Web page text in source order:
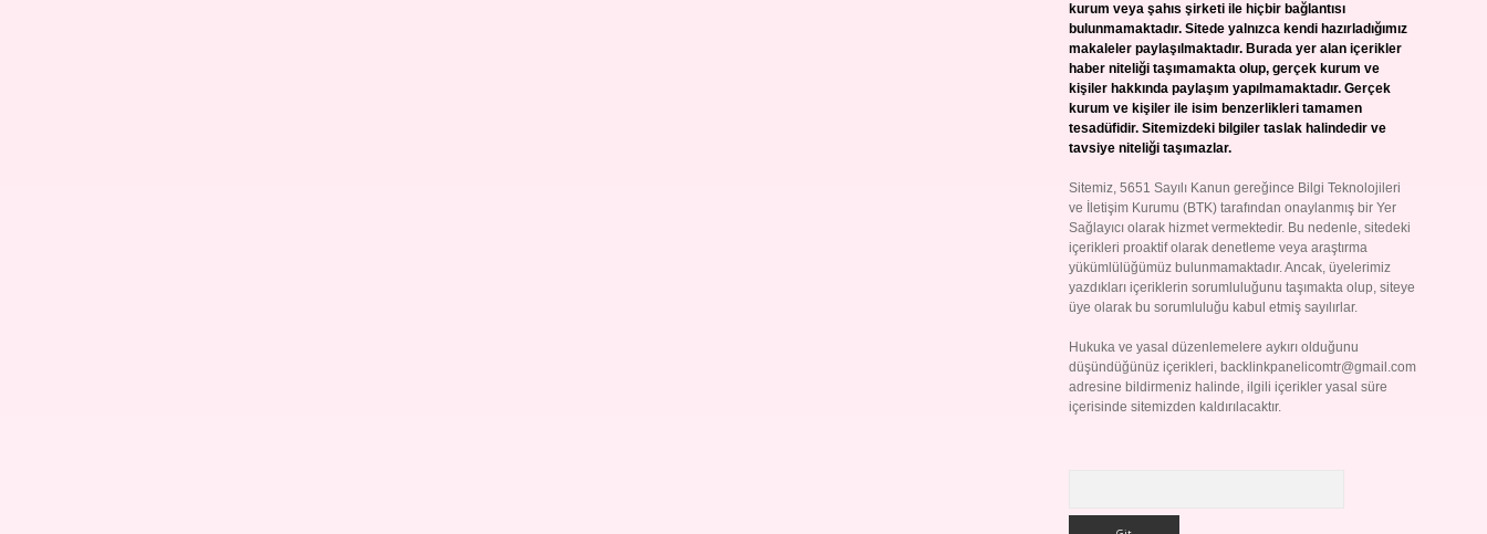
kurum veya şahıs şirketi ile hiçbir bağlantısı
bulunmamaktadır. Sitede yalnızca kendi hazırladığımız
makaleler paylaşılmaktadır. Burada yer alan içerikler
haber niteliği taşımamakta olup, gerçek kurum ve
kişiler hakkında paylaşım yapılmamaktadır. Gerçek
kurum ve kişiler ile isim benzerlikleri tamamen
tesadüfidir. Sitemizdeki bilgiler taslak halindedir ve
tavsiye niteliği taşımazlar.
Sitemiz, 5651 Sayılı Kanun gereğince Bilgi Teknolojileri
ve İletişim Kurumu (BTK) tarafından onaylanmış bir Yer
Sağlayıcı olarak hizmet vermektedir. Bu nedenle, sitedeki
içerikleri proaktif olarak denetleme veya araştırma
yükümlülüğümüz bulunmamaktadır. Ancak, üyelerimiz
yazdıkları içeriklerin sorumluluğunu taşımakta olup, siteye
üye olarak bu sorumluluğu kabul etmiş sayılırlar.
Hukuka ve yasal düzenlemelere aykırı olduğunu
düşündüğünüz içerikleri, backlinkpanelicomtr@gmail.com
adresine bildirmeniz halinde, ilgili içerikler yasal süre
içerisinde sitemizden kaldırılacaktır.